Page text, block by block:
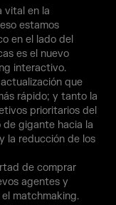
vital en la
estamos
en el lado del
es el nuevo
interactivo.
que
rápido; y tanto la
prioritarios del
de gigante hacia la
la reducción de los
de comprar
agentes y
matchmaking.